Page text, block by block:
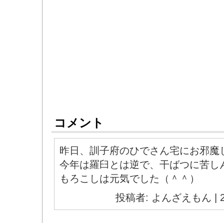
コメント
昨日、訓子府のひでさん宅にお邪魔
今年は羅臼とは逆で、干ばつに苦し
もろこしは元気でした（＾＾）
投稿者: よんざえもん |